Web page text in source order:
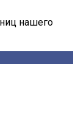
нашего